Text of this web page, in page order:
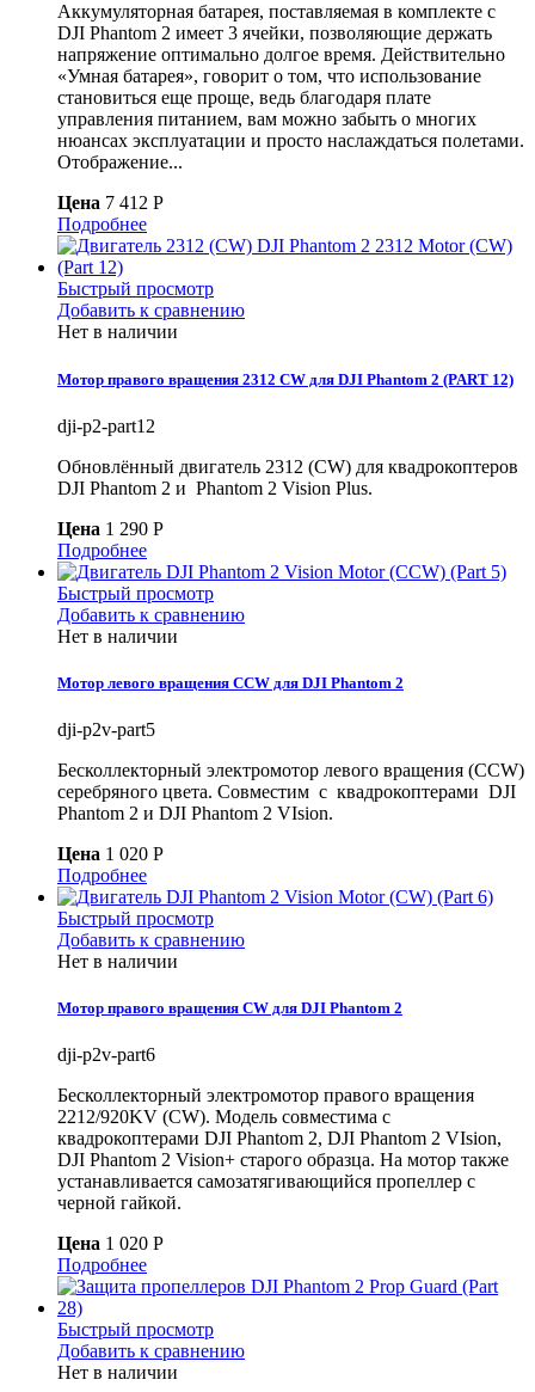
Аккумуляторная батарея, поставляемая в комплекте с
DJI Phantom 2 имеет 3 ячейки, позволяющие держать
напряжение оптимально долгое время. Действительно
«Умная батарея», говорит о том, что использование
становиться еще проще, ведь благодаря плате
управления питанием, вам можно забыть о многих
нюансах эксплуатации и просто наслаждаться полетами.
Отображение...
Цена 7 412 P
Подробнее
Быстрый просмотр
Добавить к сравнению
Нет в наличии
Мотор правого вращения 2312 CW для DJI Phantom 2 (PART 12)
dji-p2-part12
Обновлённый двигатель 2312 (CW) для квадрокоптеров
DJI Phantom 2 и Phantom 2 Vision Plus.
Цена 1 290 P
Подробнее
Быстрый просмотр
Добавить к сравнению
Нет в наличии
Мотор левого вращения CCW для DJI Phantom 2
dji-p2v-part5
Бесколлекторный электромотор левого вращения (CCW)
серебряного цвета. Совместим с квадрокоптерами DJI
Phantom 2 и DJI Phantom 2 VIsion.
Цена 1 020 P
Подробнее
Быстрый просмотр
Добавить к сравнению
Нет в наличии
Мотор правого вращения CW для DJI Phantom 2
dji-p2v-part6
Бесколлекторный электромотор правого вращения
2212/920KV (CW). Модель совместима с
квадрокоптерами DJI Phantom 2, DJI Phantom 2 VIsion,
DJI Phantom 2 Vision+ старого образца. На мотор также
устанавливается самозатягивающийся пропеллер с
черной гайкой.
Цена 1 020 P
Подробнее
Быстрый просмотр
Добавить к сравнению
Нет в наличии